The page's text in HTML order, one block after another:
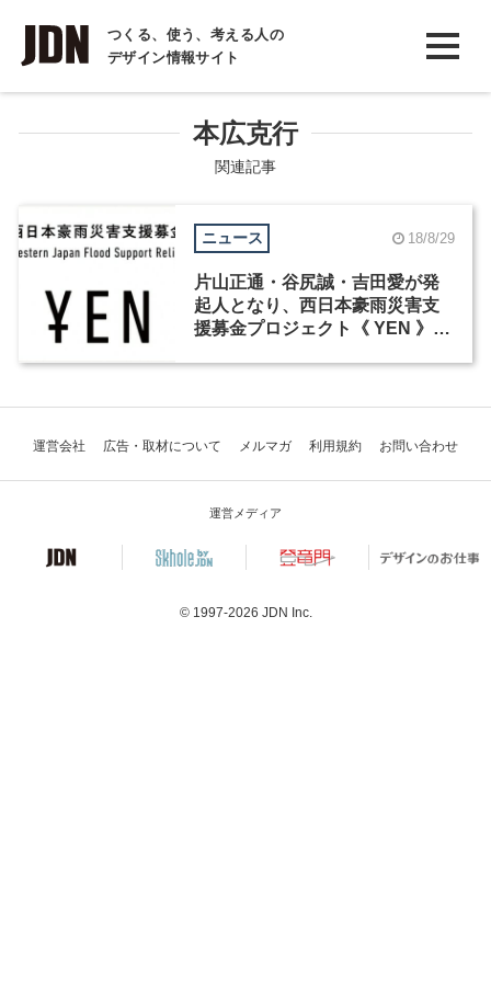
つくる、使う、考える人の
デザイン情報サイト
INTERVIEW
インタビュー
コラム
本広克行
関連記事
ニュース 18/8/29
片山正通・谷尻誠・吉田愛が発
起人となり、西日本豪雨災害支
援募金プロジェクト《 YEN 》が
運営会社 広告・取材について メルマガ 利用規約 お問い合わせ
運営メディア
© 1997-2026 JDN Inc.